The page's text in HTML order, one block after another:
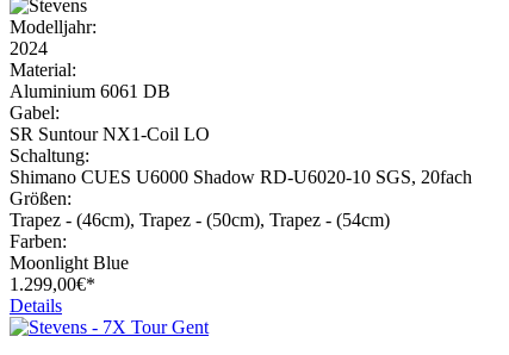
Modelljahr:
2024
Material:
Aluminium 6061 DB
Gabel:
SR Suntour NX1-Coil LO
Schaltung:
Shimano CUES U6000 Shadow RD-U6020-10 SGS, 20fach
Größen:
Trapez - (46cm), Trapez - (50cm), Trapez - (54cm)
Farben:
Moonlight Blue
1.299,00€*
Details